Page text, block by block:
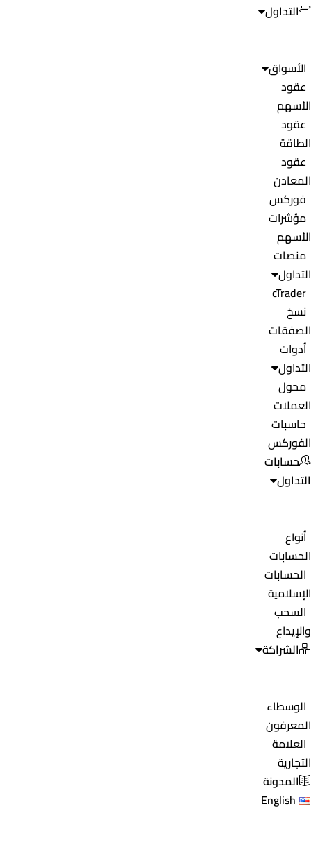
التداول
الأسواق
عقود
الأسهم
عقود
الطاقة
عقود
المعادن
فوركس
مؤشرات
الأسهم
منصات
التداول
cTrader
نسخ
الصفقات
أدوات
التداول
محول
العملات
حاسبات
الفوركس
حسابات
التداول
أنواع
الحسابات
الحسابات
الإسلامية
السحب
والإيداع
الشراكة
الوسطاء
المعرفون
العلامة
التجارية
المدونة
English